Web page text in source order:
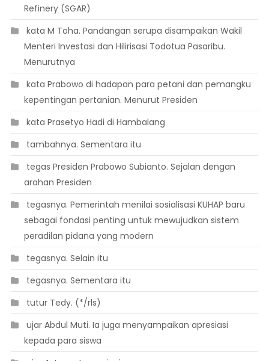
Refinery (SGAR)
 kata M Toha. Pandangan serupa disampaikan Wakil
Menteri Investasi dan Hilirisasi Todotua Pasaribu.
Menurutnya
 kata Prabowo di hadapan para petani dan pemangku
kepentingan pertanian. Menurut Presiden
 kata Prasetyo Hadi di Hambalang
 tambahnya. Sementara itu
 tegas Presiden Prabowo Subianto. Sejalan dengan
arahan Presiden
 tegasnya. Pemerintah menilai sosialisasi KUHAP baru
sebagai fondasi penting untuk mewujudkan sistem
peradilan pidana yang modern
 tegasnya. Selain itu
 tegasnya. Sementara itu
 tutur Tedy. (*/rls)
 ujar Abdul Muti. Ia juga menyampaikan apresiasi
kepada para siswa